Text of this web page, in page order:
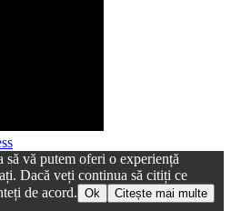
să vă putem oferi o experiență
Dacă veți continua să citiți ce
de acord. Ok Citește mai multe